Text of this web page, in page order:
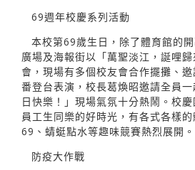
69週年校慶系列活動
本校第69歲生日，除了體育館的
廣場及海報街以「萬聖淡江，誕哩
會，現場有多個校友會合作擺攤、
番登台表演，校長葛煥昭邀請全員
日快樂！」現場氣氛十分熱鬧。校
員工生同樂的好時光，有各式各樣
69、蜻蜓點水等趣味競賽熱烈展開。
防疫大作戰